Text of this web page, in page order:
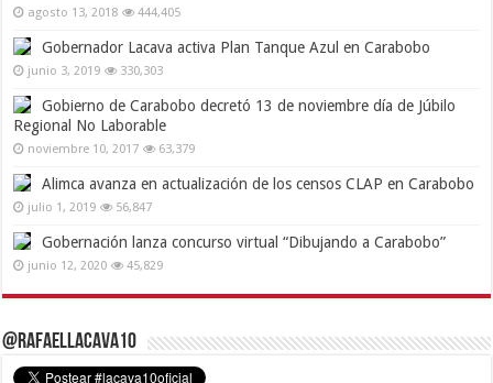
agosto 13, 2018 444,405
Gobernador Lacava activa Plan Tanque Azul en Carabobo
junio 3, 2019 330,303
Gobierno de Carabobo decretó 13 de noviembre día de Júbilo
Regional No Laborable
noviembre 10, 2017 63,379
Alimca avanza en actualización de los censos CLAP en Carabobo
julio 1, 2019 56,847
Gobernación lanza concurso virtual “Dibujando a Carabobo”
junio 12, 2020 45,829
@RafaelLacava10